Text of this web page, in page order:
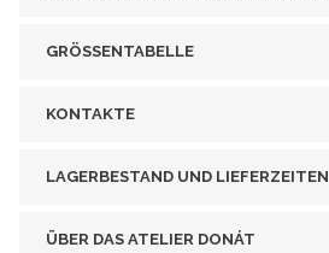
GRÖSSENTABELLE
KONTAKTE
LAGERBESTAND UND LIEFERZEITEN
ÜBER DAS ATELIER DONÁT